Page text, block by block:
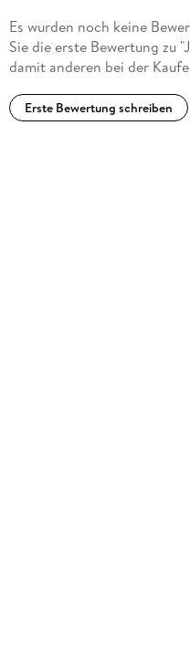
Es wurden noch keine
Sie die erste Bewertung zu
damit anderen bei der
Erste Bewertung schreiben